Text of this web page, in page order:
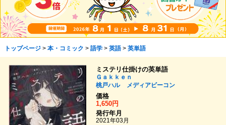
トップページ> 本・コミック > 語学> 英語> 英単語
ミステリ仕掛けの英単語
Ｇａｋｋｅｎ
桃戸ハル
メディアビーコン
価格
1,650円
発行年月
2021年03月